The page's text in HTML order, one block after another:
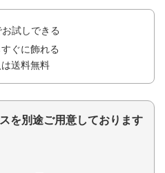
試しできる
ぐに飾れる
送料無料
を別途ご用意しております